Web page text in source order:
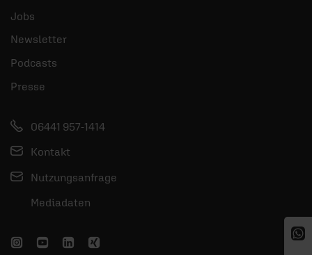
Jobs
Newsletter
Podcasts
Presse
06441 957-1414
Kontakt
Nutzungsanfrage
Mediadaten